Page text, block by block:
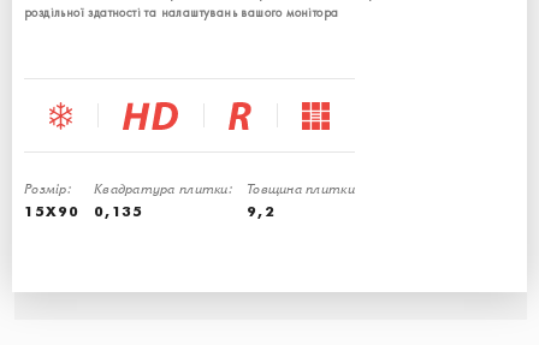
роздільної здатності та налаштувань вашого монітора
Розмір:
15X90
Квадратура плитки:
0,135
Товщина плитки
9,2